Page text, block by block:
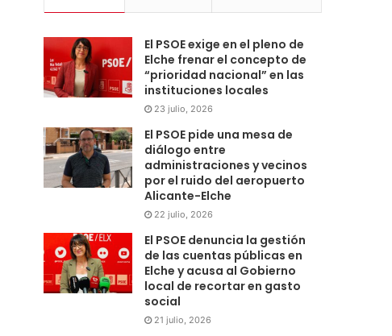
El PSOE exige en el pleno de
Elche frenar el concepto de
“prioridad nacional” en las
instituciones locales
23 julio, 2026
El PSOE pide una mesa de
diálogo entre
administraciones y vecinos
por el ruido del aeropuerto
Alicante-Elche
22 julio, 2026
El PSOE denuncia la gestión
de las cuentas públicas en
Elche y acusa al Gobierno
local de recortar en gasto
social
21 julio, 2026